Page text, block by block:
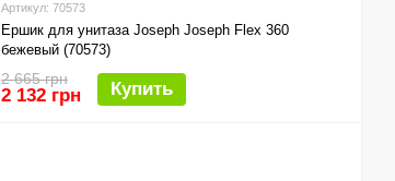
Артикул: 70573
Ершик для унитаза Joseph Joseph Flex 360
бежевый (70573)
2 665 грн
2 132 грн Купить